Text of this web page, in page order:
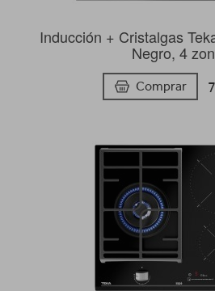
Inducción + Cristalgas
Negro, 4
Comprar